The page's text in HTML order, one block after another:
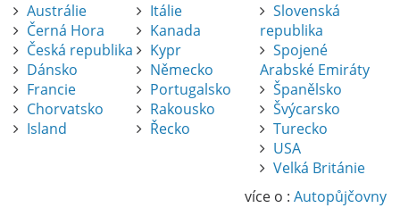
Austrálie
Černá Hora
Česká republika
Dánsko
Francie
Chorvatsko
Island
Itálie
Kanada
Kypr
Německo
Portugalsko
Rakousko
Řecko
Slovenská
republika
Spojené
Arabské Emiráty
Španělsko
Švýcarsko
Turecko
USA
Velká Británie
více o : Autopůjčovny
Pronájem auta na letišti Alicante
Půjčení auta na letišti v Alicante je výborný
způsob, jak pohodlně objevovat město i jeho